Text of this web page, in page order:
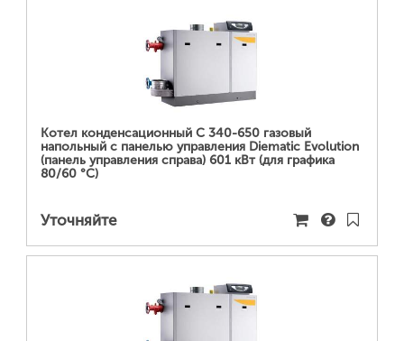
Котел конденсационный C 340-650 газовый
напольный с панелью управления Diematic Evolution
(панель управления справа) 601 кВт (для графика
80/60 °С)
Уточняйте